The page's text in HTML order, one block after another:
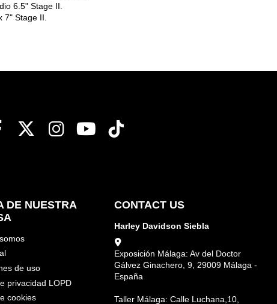
6.5" Stage II.
7" Stage II.
DE NUESTRA
de uso
privacidad LOPD
cookies
CONTACT US
Harley Davidson Siebla
Exposición Málaga: Av del Doctor
Gálvez Ginachero, 9, 29009 Málaga -
España
Taller Málaga: Calle Luchana,10,